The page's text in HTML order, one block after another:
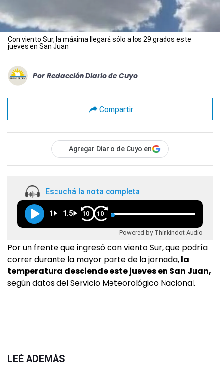
Con viento Sur, la máxima llegará sólo a los 29 grados este
jueves en San Juan
Por Redacción Diario de Cuyo
Compartir
Agregar Diario de Cuyo en
Escuchá la nota completa
1 1.5 10 10
Powered by Thinkindot Audio
Por un frente que ingresó con viento Sur, que podría
correr durante la mayor parte de la jornada,la
temperatura desciende este jueves en San Juan,
según datos del Servicio Meteorológico Nacional.
LEÉ ADEMÁS